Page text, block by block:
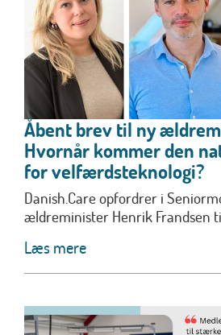
Åbent brev til ny
Hvornår kommer den
for velfærdsteknologi?
Danish.Care opfordrer i
ældreminister Henrik Frandsen
Læs mere